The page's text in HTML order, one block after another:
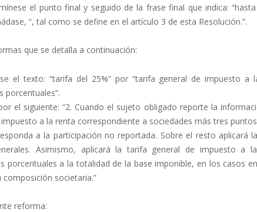
el punto final y seguido de la frase final que indica:
“, tal como se define en el artículo 3 de esta Resolución.”.
que se detalla a continuación:
el texto: “tarifa del 25%” por “tarifa general de impuesto a
porcentuales”.
el siguiente: “2. Cuando el sujeto obligado reporte la
a la renta correspondiente a sociedades más tres
a la participación no reportada. Sobre el resto aplicará
Asimismo, aplicará la tarifa general de impuesto a
porcentuales a la totalidad de la base imponible, en los casos
societaria.”
reforma: